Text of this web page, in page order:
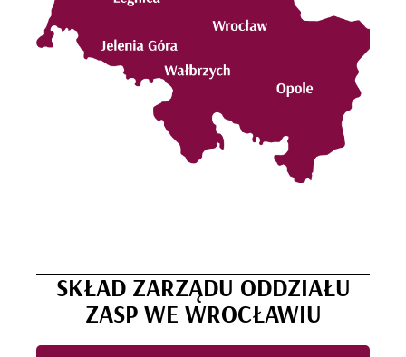
SKŁAD ZARZĄDU ODDZIAŁU
ZASP WE WROCŁAWIU